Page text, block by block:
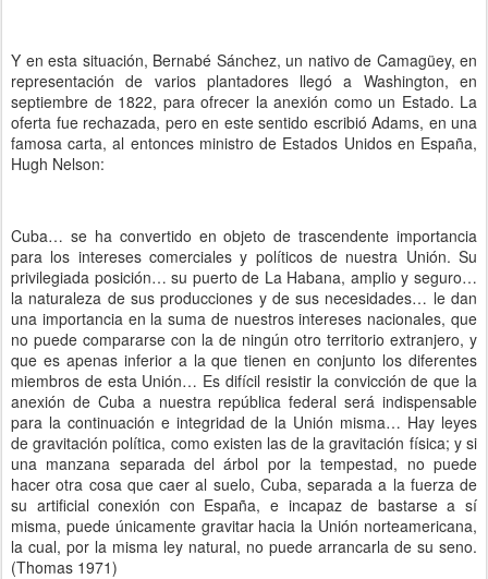
Y en esta situación, Bernabé Sánchez, un nativo de Camagüey, en
representación de varios plantadores llegó a Washington, en
septiembre de 1822, para ofrecer la anexión como un Estado. La
oferta fue rechazada, pero en este sentido escribió Adams, en una
famosa carta, al entonces ministro de Estados Unidos en España,
Hugh Nelson:
Cuba… se ha convertido en objeto de trascendente importancia
para los intereses comerciales y políticos de nuestra Unión. Su
privilegiada posición… su puerto de La Habana, amplio y seguro…
la naturaleza de sus producciones y de sus necesidades… le dan
una importancia en la suma de nuestros intereses nacionales, que
no puede compararse con la de ningún otro territorio extranjero, y
que es apenas inferior a la que tienen en conjunto los diferentes
miembros de esta Unión… Es difícil resistir la convicción de que la
anexión de Cuba a nuestra república federal será indispensable
para la continuación e integridad de la Unión misma… Hay leyes
de gravitación política, como existen las de la gravitación física; y si
una manzana separada del árbol por la tempestad, no puede
hacer otra cosa que caer al suelo, Cuba, separada a la fuerza de
su artificial conexión con España, e incapaz de bastarse a sí
misma, puede únicamente gravitar hacia la Unión norteamericana,
la cual, por la misma ley natural, no puede arrancarla de su seno.
(Thomas 1971)